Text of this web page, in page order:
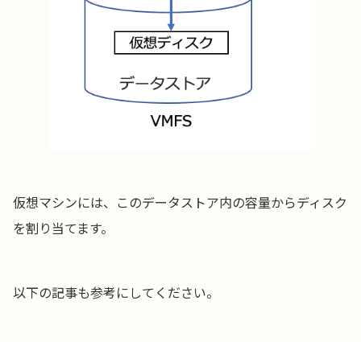
仮想マシンには、このデータストア内の容量からディスク
を割り当てます。
以下の記事も参考にしてください。